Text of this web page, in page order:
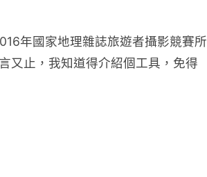
年國家地理雜誌旅遊者攝影競賽所
又止，我知道得介紹個工具，免得